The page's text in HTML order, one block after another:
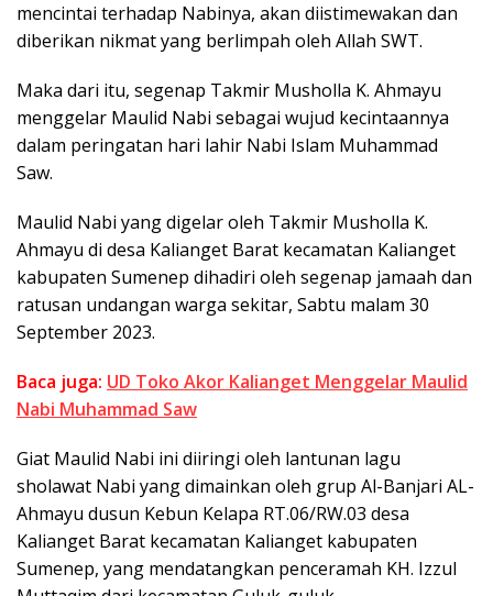
mencintai terhadap Nabinya, akan diistimewakan dan
diberikan nikmat yang berlimpah oleh Allah SWT.
Maka dari itu, segenap Takmir Musholla K. Ahmayu
menggelar Maulid Nabi sebagai wujud kecintaannya
dalam peringatan hari lahir Nabi Islam Muhammad
Saw.
Maulid Nabi yang digelar oleh Takmir Musholla K.
Ahmayu di desa Kalianget Barat kecamatan Kalianget
kabupaten Sumenep dihadiri oleh segenap jamaah dan
ratusan undangan warga sekitar, Sabtu malam 30
September 2023.
Baca juga: UD Toko Akor Kalianget Menggelar Maulid
Nabi Muhammad Saw
Giat Maulid Nabi ini diiringi oleh lantunan lagu
sholawat Nabi yang dimainkan oleh grup Al-Banjari AL-
Ahmayu dusun Kebun Kelapa RT.06/RW.03 desa
Kalianget Barat kecamatan Kalianget kabupaten
Sumenep, yang mendatangkan penceramah KH. Izzul